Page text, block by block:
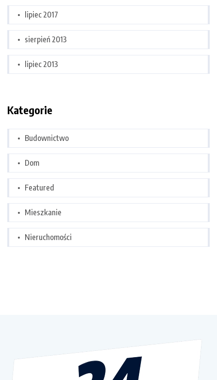
lipiec 2017
sierpień 2013
lipiec 2013
Kategorie
Budownictwo
Dom
Featured
Mieszkanie
Nieruchomości